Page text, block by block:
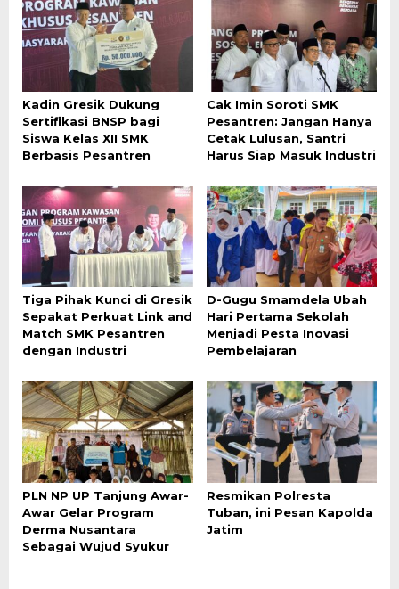
Kadin Gresik Dukung
Sertifikasi BNSP bagi
Siswa Kelas XII SMK
Berbasis Pesantren
Cak Imin Soroti SMK
Pesantren: Jangan Hanya
Cetak Lulusan, Santri
Harus Siap Masuk Industri
Tiga Pihak Kunci di Gresik
Sepakat Perkuat Link and
Match SMK Pesantren
dengan Industri
D-Gugu Smamdela Ubah
Hari Pertama Sekolah
Menjadi Pesta Inovasi
Pembelajaran
PLN NP UP Tanjung Awar-
Awar Gelar Program
Derma Nusantara
Sebagai Wujud Syukur
Resmikan Polresta
Tuban, ini Pesan Kapolda
Jatim